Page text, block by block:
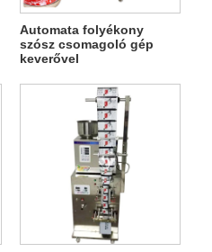
Automata folyékony
szósz csomagoló gép
keverővel